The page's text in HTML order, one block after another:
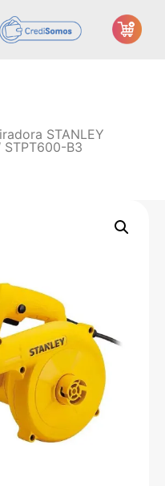
STANLEY
B3